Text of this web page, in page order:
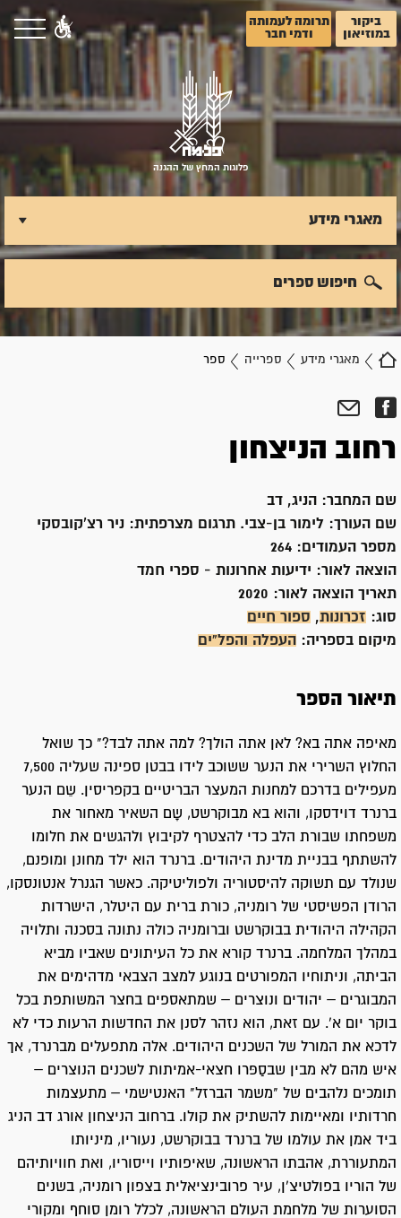
ביקור
במוזיאון
תרומה לעמותה
ודמי חבר
פלוגות המחץ של ההגנה
מאגרי מידע ספרייה ספר
מאגרי מידע
חיפוש ספרים
רחוב הניצחון
שם המחבר:
הניג, דב
שם העורך: לימור בן-צבי. תרגום מצרפתית: ניר רצ'קובסקי
מספר העמודים: 264
הוצאה לאור: ידיעות אחרונות - ספרי חמד
תאריך הוצאה לאור:
סוג: זכרונות, ספור חיים
מיקום בספריה:
העפלה והפל"ים
תיאור הספר
מאיפה אתה בא? לאן אתה הולך? למה אתה לבד?" כך שואל
החלוץ השרירי את הנער ששוכב לידו בבטן ספינה שעליה 7,500
מעפילים בדרכם למחנות המעצר הבריטיים בקפריסין. שֵם הנער
ברנרד דוידסקו, והוא בא מבוקרשט, שָם השאיר מאחור את
משפחתו שבורת הלב כדי להצטרף לקיבוץ ולהגשים את חלומו
להשתתף בבניית מדינת היהודים. ברנרד הוא ילד מחונן ומופנם,
שנולד עם תשוקה להיסטוריה ולפוליטיקה. כאשר הגנרל אנטונסקו,
הרודן הפשיסטי של רומניה, כורת ברית עם היטלר, הישרדות
הקהילה היהודית בבוקרשט וברומניה כולה נתונה בסכנה ותלויה
במהלך המלחמה. ברנרד קורא את כל העיתונים שאביו מביא
הביתה, וניתוחיו המפורטים בנוגע למצב הצבאי מדהימים את
המבוגרים – יהודים ונוצרים – שמתאספים בחצר המשותפת בכל
בוקר יום א'. עם זאת, הוא נזהר לסנן את החדשות הרעות כדי לא
לדכא את המורל של השכנים היהודים. אלה מתפעלים מברנרד, אך
איש מהם לא מבין שבסַפּרו חצאי-אמיתות לשכנים הנוצרים –
תומכים נלהבים של "משמר הברזל" האנטישמי – מתעצמות
חרדותיו ומאיימות להשתיק את קולו. ברחוב הניצחון אורג דב הניג
ביד אמן את עולמו של ברנרד בבוקרשט, נעוריו, מיניותו
המתעוררת, אהבתו הראשונה, שאיפותיו וייסוריו, ואת חוויותיהם
של הוריו בפולטיצ'ן, עיר פרובינציאלית בצפון רומניה, בשנים
הסוערות של מלחמת העולם הראשונה, לכלל רומן סוחף ומקורי